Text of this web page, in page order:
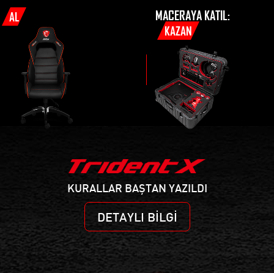
AL
MACERAYA KATIL:
KAZAN
KURALLAR BAŞTAN YAZILDI
DETAYLI BILGI